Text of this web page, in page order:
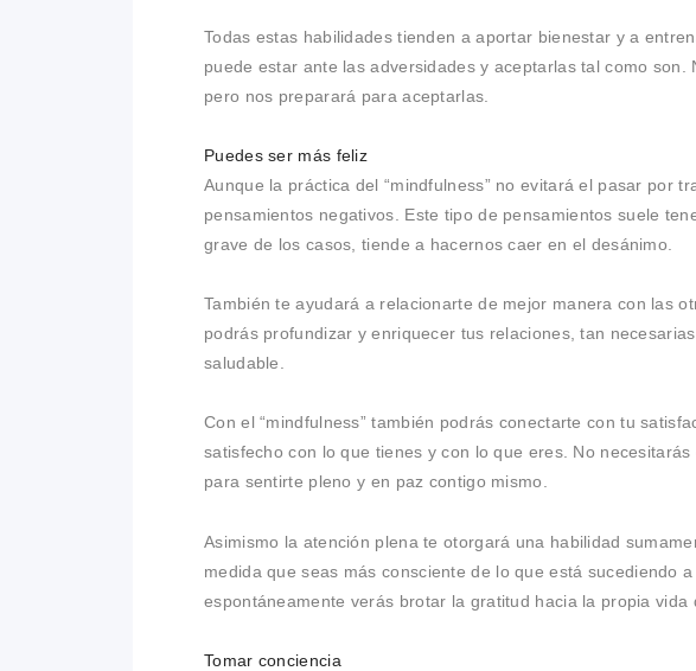
Todas estas habilidades tienden a aportar bienestar y a
puede estar ante las adversidades y aceptarlas tal como
pero nos preparará para aceptarlas.
Puedes ser más feliz
Aunque la práctica del “mindfulness” no evitará el pasar por
pensamientos negativos. Este tipo de pensamientos suele
grave de los casos, tiende a hacernos caer en el desánimo.
También te ayudará a relacionarte de mejor manera con las
podrás profundizar y enriquecer tus relaciones, tan
saludable.
Con el “mindfulness” también podrás conectarte con tu
satisfecho con lo que tienes y con lo que eres. No
para sentirte pleno y en paz contigo mismo.
Asimismo la atención plena te otorgará una habilidad
medida que seas más consciente de lo que está sucediendo
espontáneamente verás brotar la gratitud hacia la propia vida
Tomar conciencia